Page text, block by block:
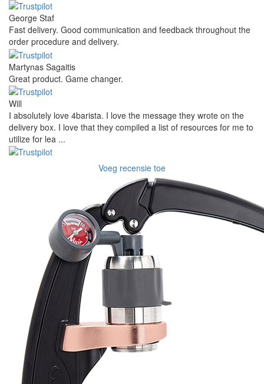
George Staf
Fast delivery. Good communication and feedback throughout the
order procedure and delivery.
Martynas Sagaitis
Great product. Game changer.
Will
I absolutely love 4barista. I love the message they wrote on the
delivery box. I love that they compiled a list of resources for me to
utilize for lea ...
Voeg recensie toe